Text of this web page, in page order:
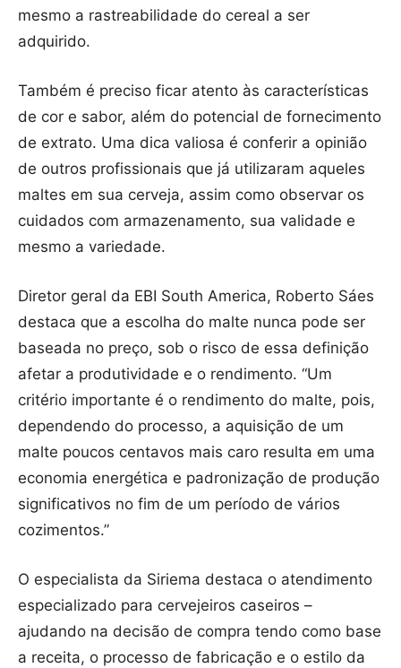
mesmo a rastreabilidade do cereal a ser
adquirido.
Também é preciso ficar atento às características
de cor e sabor, além do potencial de fornecimento
de extrato. Uma dica valiosa é conferir a opinião
de outros profissionais que já utilizaram aqueles
maltes em sua cerveja, assim como observar os
cuidados com armazenamento, sua validade e
mesmo a variedade.
Diretor geral da EBI South America, Roberto Sáes
destaca que a escolha do malte nunca pode ser
baseada no preço, sob o risco de essa definição
afetar a produtividade e o rendimento. “Um
critério importante é o rendimento do malte, pois,
dependendo do processo, a aquisição de um
malte poucos centavos mais caro resulta em uma
economia energética e padronização de produção
significativos no fim de um período de vários
cozimentos.”
O especialista da Siriema destaca o atendimento
especializado para cervejeiros caseiros –
ajudando na decisão de compra tendo como base
a receita, o processo de fabricação e o estilo da